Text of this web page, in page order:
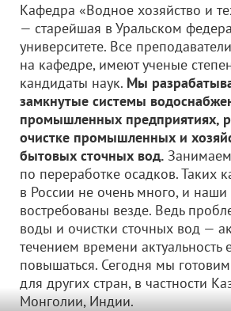
Кафедра «Водное хозяйство и
— старейшая в Уральском
университете. Все
на кафедре, имеют ученые
кандидаты наук. Мы
замкнутые системы
промышленных предприятиях,
очистке промышленных и
бытовых сточных вод.
по переработке осадков. Таких
в России не очень много, и наши
востребованы везде. Ведь
воды и очистки сточных вод —
течением времени актуальность
повышаться. Сегодня мы
для других стран, в частности
Монголии, Индии.